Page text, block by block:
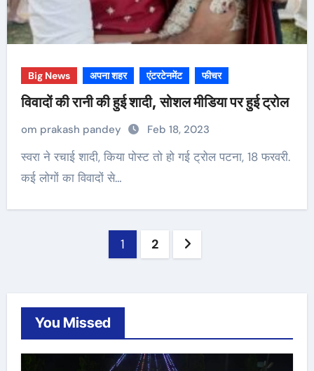
Big News अपना शहर एंटरटेनमेंट फीचर
विवादों की रानी की हुई शादी, सोशल मीडिया पर हुई ट्रोल
om prakash pandey Feb 18, 2023
स्वरा ने रचाई शादी, किया पोस्ट तो हो गई ट्रोल पटना, 18 फरवरी.
कई लोगों का विवादों से…
1 2
You Missed